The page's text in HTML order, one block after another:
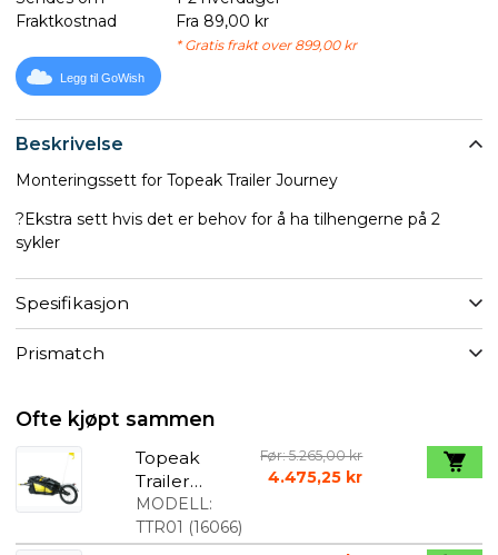
Beskrivelse
Monteringssett for Topeak Trailer Journey
?Ekstra sett hvis det er behov for å ha tilhengerne på 2
sykler
Spesifikasjon
Prismatch
Fraktkostnad
Fra 89,00 kr
* Gratis frakt over 899,00 kr
Legg til GoWish
Ofte kjøpt sammen
Topeak
Trailer
Journey Alu
med veske
MODELL:
TTR01 (16066)
Før: 5.265,00 kr
4.475,25 kr